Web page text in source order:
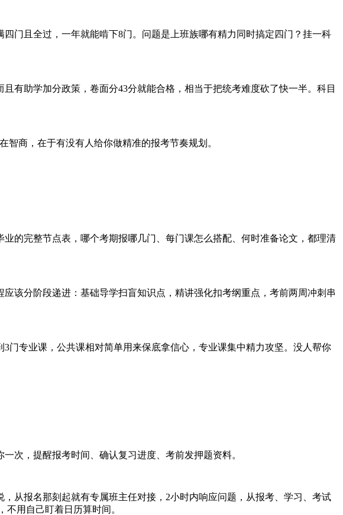
门且全过，一年就能啃下8门。问题是上班族哪有精力同时搞定四门？挂一科
助学加分政策，卷面分43分就能合格，相当于把统考难度砍了快一半。科目
商，在于有没有人给你做精准的报考节奏规划。
完整节点表，哪个考期报哪几门、每门课怎么搭配、何时准备论文，都理清
分阶段递进：基础导学扫盲知识点，精讲强化扣考纲重点，考前两周冲刺串
专业课，公共课相对简单用来保底拿信心，专业课集中精力攻坚。没人帮你
，提醒报考时间、确认复习进度、考前发押题资料。
报名那刻起就有专属班主任对接，2小时内响应问题，从报考、学习、考试
用自己盯着日历算时间。